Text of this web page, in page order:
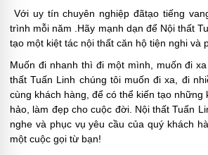
Với uy tín chuyên nghiệp đãtạo tiếng
trình mỗi năm .Hãy mạnh dạn để Nội thất
tạo một kiệt tác nội thất căn hộ tiện nghi và
Muốn đi nhanh thì đi một mình, muốn đi
thất Tuấn Linh chúng tôi muốn đi xa, đi
cùng khách hàng, để có thể kiến tạo những
hảo, làm đẹp cho cuộc đời. Nội thất Tuấn
nghe và phục vụ yêu cầu của quý khách
một cuộc gọi từ bạn!